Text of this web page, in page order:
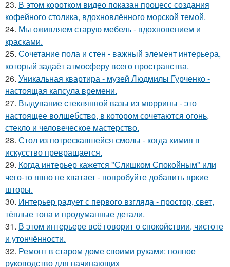
23. В этом коротком видео показан процесс создания
кофейного столика, вдохновлённого морской темой.
24. Мы оживляем старую мебель - вдохновением и
красками.
25. Сочетание пола и стен - важный элемент интерьера,
который задаёт атмосферу всего пространства.
26. Уникальная квартира - музей Людмилы Гурченко -
настоящая капсула времени.
27. Выдувание стеклянной вазы из мюррины - это
настоящее волшебство, в котором сочетаются огонь,
стекло и человеческое мастерство.
28. Стол из потрескавшейся смолы - когда химия в
искусство превращается.
29. Когда интерьер кажется "Слишком Спокойным" или
чего-то явно не хватает - попробуйте добавить яркие
шторы.
30. Интерьер радует с первого взгляда - простор, свет,
тёплые тона и продуманные детали.
31. В этом интерьере всё говорит о спокойствии, чистоте
и утончённости.
32. Ремонт в старом доме своими руками: полное
руководство для начинающих